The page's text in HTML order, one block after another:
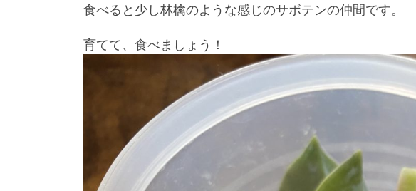
食べると少し林檎のような感じのサボテンの仲間です。
育てて、食べましょう！